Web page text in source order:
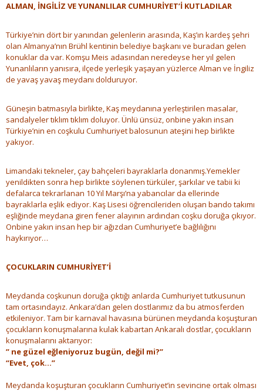
ALMAN, İNGİLİZ VE YUNANLILAR CUMHURİYET’İ KUTLADILAR
Türkiye’nin dört bir yanından gelenlerin arasında, Kaş’ın kardeş şehri
olan Almanya’nın Brühl kentinin belediye başkanı ve buradan gelen
konuklar da var. Komşu Meis adasından neredeyse her yıl gelen
Yunanlıların yanısıra, ilçede yerleşik yaşayan yüzlerce Alman ve İngiliz
de yavaş yavaş meydanı dolduruyor.
Güneşin batmasıyla birlikte, Kaş meydanına yerleştirilen masalar,
sandalyeler tıklım tıklım doluyor. Ünlü ünsüz, onbine yakın insan
Türkiye’nin en coşkulu Cumhuriyet balosunun ateşini hep birlikte
yakıyor.
Limandaki tekneler, çay bahçeleri bayraklarla donanmış.Yemekler
yenildikten sonra hep birlikte söylenen türküler, şarkılar ve tabii ki
defalarca tekrarlanan 10 Yıl Marşı’na yabancılar da ellerinde
bayraklarla eşlik ediyor. Kaş Lisesi öğrencileriden oluşan bando takımı
eşliğinde meydana giren fener alayının ardından coşku doruğa çıkıyor.
Onbine yakın insan hep bir ağızdan Cumhuriyet’e bağlılığını
haykırıyor…
ÇOCUKLARIN CUMHURİYET’İ
Meydanda coşkunun doruğa çıktığı anlarda Cumhuriyet tutkusunun
tam ortasındayız. Ankara’dan gelen dostlarımız da bu atmosferden
etkileniyor. Tam bir karnaval havasına bürünen meydanda koşuşturan
çocukların konuşmalarına kulak kabartan Ankaralı dostlar, çocukların
konuşmalarını aktarıyor:
” ne güzel eğleniyoruz bugün, değil mi?”
“Evet, çok…”
Meydanda koşuşturan çocukların Cumhuriyet’in sevincine ortak olması